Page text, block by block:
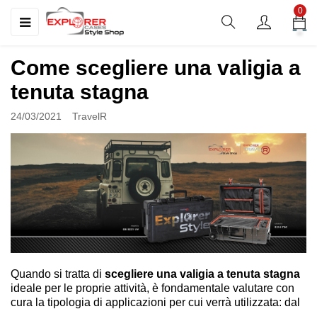
navigazione
☰
0
Come scegliere una valigia a
tenuta stagna
24/03/2021 TravelR
Quando si tratta di scegliere una valigia a tenuta stagna
ideale per le proprie attività, è fondamentale valutare con
cura la tipologia di applicazioni per cui verrà utilizzata: dal